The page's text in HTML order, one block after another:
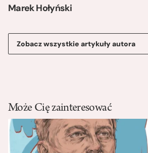
Marek Hołyński
Zobacz wszystkie artykuły autora
Może Cię zainteresować